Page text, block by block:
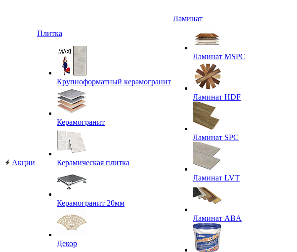
Акции
Плитка
Крупноформатный керамогранит
Керамогранит
Керамическая плитка
Керамогранит 20мм
Декор
Ламинат
Ламинат MSPC
Ламинат HDF
Ламинат SPC
Ламинат LVT
Ламинат ABA